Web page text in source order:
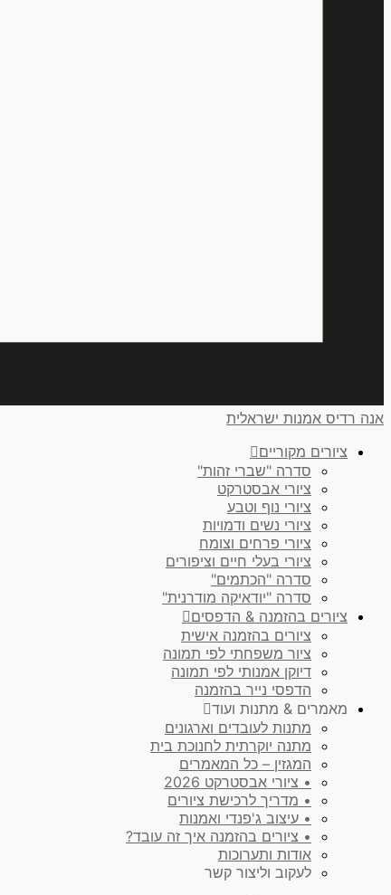
אנה רדיס אמנות ישראלית
ציורים מקוריים
סדרה "שברי זהות"
ציורי אבסטרקט
ציורי נוף וטבע
ציורי נשים ודמויות
ציורי פרחים וצומח
ציורי בעלי חיים וציפורים
סדרה "הכתמים"
סדרה "יודאיקה מודרנית"
ציורים בהזמנה & הדפסים
ציורים בהזמנה אישית
ציור משפחתי לפי תמונה
דיוקן אמנותי לפי תמונה
הדפסי נייר בהזמנה
מאמרים & מתנות ועוד
מתנות לעובדים וארגונים
מתנה יוקרתית לחנוכת בית
המגזין – כל המאמרים
• ציורי אבסטרקט 2026
• מדריך לרכישת ציורים
• עיצוב ג'פנדי ואמנות
• ציורים בהזמנה איך זה עובד?
אודות ותערוכות
לעקוב וליצור קשר